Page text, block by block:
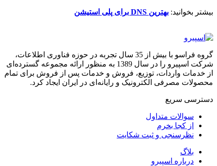
بیشتر بخوانید: بهترین DNS برای پلی استیشن
گروه فراسو با بیش از 35 سال تجربه در حوزه فناوری اطلاعات،
شرکت اسپیرو را در سال 1389 به منظور ارائه مجموعه گسترده‌ای
از خدمات واردات، توزیع، فروش و خدمات پس از فروش برای تمام
محصولات مصرفی الکترونیک و رایانه‌ای در ایران ایجاد کرد.
دسترسی‌ سریع
سوالات متداول
از کجا بخرم
نظرسنجی و ثبت شکایت
بلاگ
درباره اسپیرو